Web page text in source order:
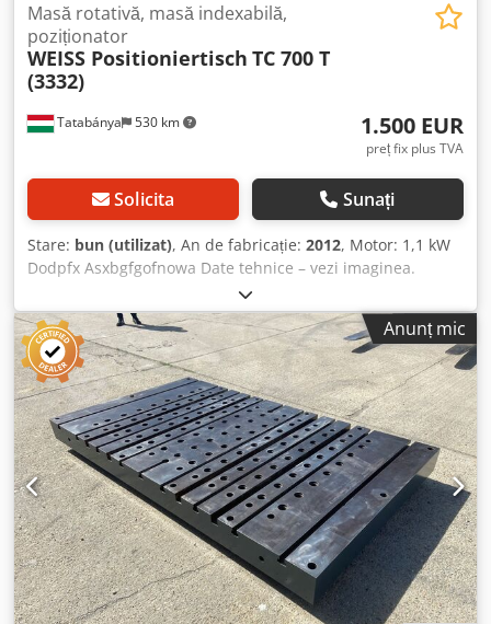
Tatabánya 530 km
Masă rotativă, masă indexabilă,
poziționator
WEISS Positioniertisch TC 700 T
(3332)
1.500 EUR
preț fix plus TVA
Solicita Sunați
Stare: bun (utilizat), An de fabricație: 2012, Motor: 1,1 kW
Dodpfx Asxbgfgofnowa Date tehnice – vezi imaginea.
Anunț mic